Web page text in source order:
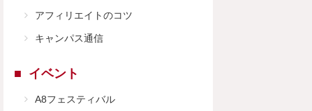
アフィリエイトのコツ
キャンパス通信
イベント
A8フェスティバル